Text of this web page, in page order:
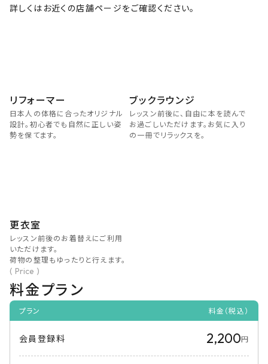
詳しくはお近くの店舗ページをご確認ください。
リフォーマー
日本人の体格に合ったオリジナル
設計。初心者でも自然に正しい姿
勢を保てます。
ブックラウンジ
レッスン前後に、自由に本を読んで
お過ごしいただけます。お気に入り
の一冊でリラックスを。
更衣室
レッスン前後のお着替えにご利用
いただけます。
荷物の整理もゆったりと行えます。
( Price )
料金プラン
プラン 料金（税込）
会員登録料 2,200円